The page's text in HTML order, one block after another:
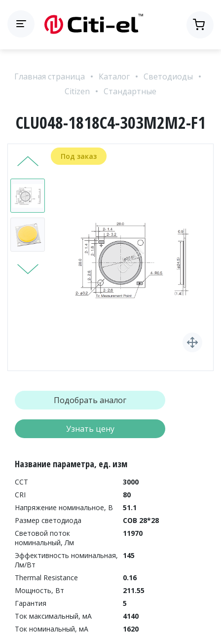
Главная страница Каталог
Светодиоды
Citizen
Стандартные
CLU048-1818C4-303M2M2-F1
Под заказ
Подобрать аналог
Узнать цену
Название параметра, ед. изм
CCT
3000
CRI
80
Напряжение номинальное, В
51.1
Размер светодиода
COB 28*28
Световой поток
номинальный, Лм
11970
Эффективность номинальная,
Лм/Вт
145
Thermal Resistance
0.16
Мощность, Вт
211.55
Гарантия
5
Ток максимальный, мА
4140
Ток номинальный, мА
1620